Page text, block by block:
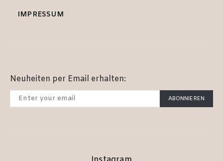
IMPRESSUM
Neuheiten per Email erhalten:
ABONNIEREN